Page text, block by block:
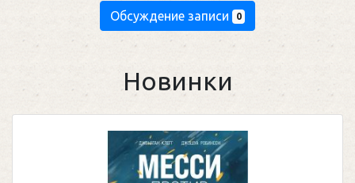
Обсуждение записи 0
Новинки